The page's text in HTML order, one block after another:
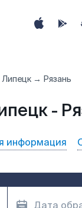
Липецк → Рязань
-
информация